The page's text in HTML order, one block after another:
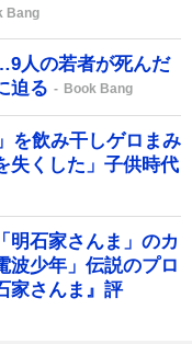
Bang
人の若者が死んだ
迫る
Book Bang
を飲み干しゲロまみ
失くした」子供時代
石家さんま」のカ
少年」伝説のプロ
家さんま』評